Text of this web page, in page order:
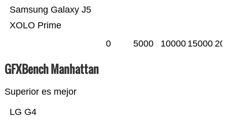
XOLO Prime
Samsung Galaxy J5
0 5000 10000 15000
GFXBench Manhattan
Superior es mejor
LG G4